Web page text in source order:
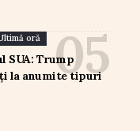
oră
SUA: Trump
la anumite tipuri